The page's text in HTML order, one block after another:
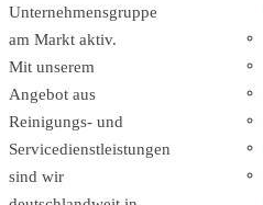
Unternehmensgruppe
am Markt aktiv.
Mit unserem
Angebot aus
Reinigungs- und
Servicedienstleistungen
sind wir